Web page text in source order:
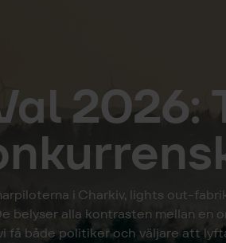
2026:
i Charkiv, lights out-
belyser alla kontrasten mellan
få både politiker och väljare att